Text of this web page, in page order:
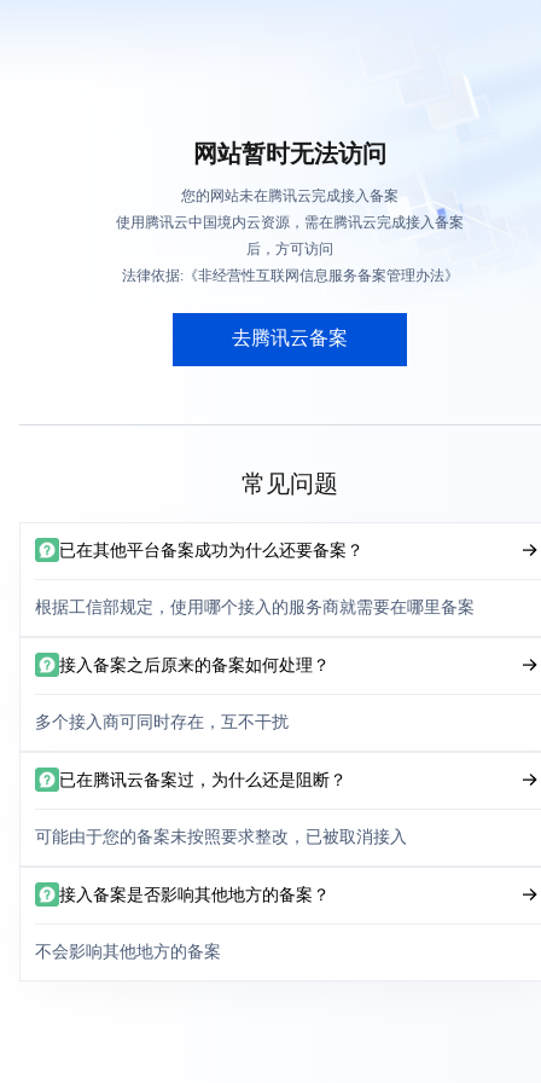
网站暂时无法访问
您的网站未在腾讯云完成接入备案
使用腾讯云中国境内云资源，需在腾讯云完成接入备案
后，方可访问
法律依据:《非经营性互联网信息服务备案管理办法》
去腾讯云备案
常见问题
已在其他平台备案成功为什么还要备案？
根据工信部规定，使用哪个接入的服务商就需要在哪里备案
接入备案之后原来的备案如何处理？
多个接入商可同时存在，互不干扰
已在腾讯云备案过，为什么还是阻断？
可能由于您的备案未按照要求整改，已被取消接入
接入备案是否影响其他地方的备案？
不会影响其他地方的备案